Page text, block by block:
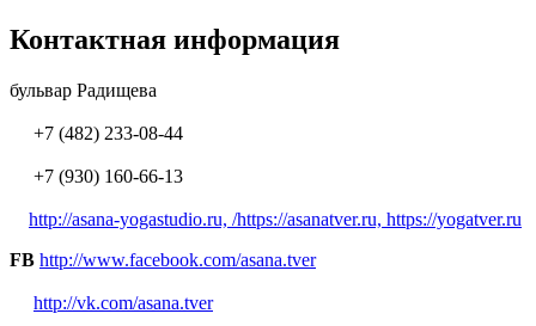
Контактная информация
бульвар Радищева
+7 (482) 233-08-44
+7 (930) 160-66-13
http://asana-yogastudio.ru, /https://asanatver.ru, https://yogatver.ru
FB http://www.facebook.com/asana.tver
http://vk.com/asana.tver